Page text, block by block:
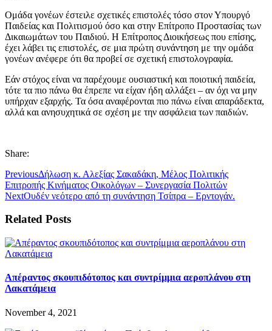
Ομάδα γονέων έστειλε σχετικές επιστολές τόσο στον Υπουργό
Παιδείας και Πολιτισμού όσο και στην Επίτροπο Προστασίας των
Δικαιωμάτων του Παιδιού. Η Επίτροπος Διοικήσεως που επίσης,
έχει λάβει τις επιστολές, σε μια πρώτη συνάντηση με την ομάδα
γονέων ανέφερε ότι θα προβεί σε σχετική επιστολογραφία.
Εάν στόχος είναι να παρέχουμε ουσιαστική και ποιοτική παιδεία,
τότε τα πιο πάνω θα έπρεπε να είχαν ήδη αλλάξει – αν όχι να μην
υπήρχαν εξαρχής. Τα όσα αναφέρονται πιο πάνω είναι απαράδεκτα,
αλλά και ανησυχητικά σε σχέση με την ασφάλεια των παιδιών.
Share:
PreviousΔήλωση κ. Αλεξίας Σακαδάκη, Μέλος Πολιτικής
Επιτροπής Κινήματος Οικολόγων – Συνεργασία Πολιτών
NextΟυδέν νεότερο από τη συνάντηση Τσίπρα – Ερντογάν.
Related Posts
Απέραντος σκουπιδότοπος και συντρίμμια αεροπλάνου στη
Λακατάμεια
November 4, 2021